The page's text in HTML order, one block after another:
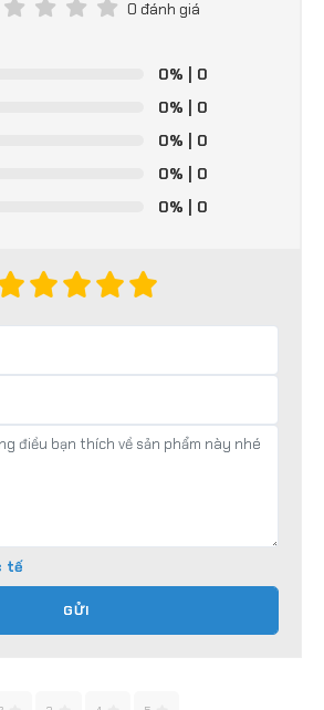
0% | 0
0% | 0
0% | 0
0% | 0
GỬI